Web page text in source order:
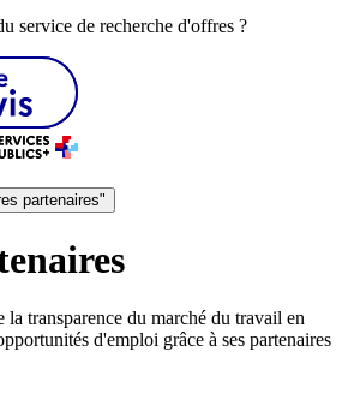
service de recherche d'offres ?
partenaires"
la transparence du marché du travail en
d'emploi grâce à ses partenaires